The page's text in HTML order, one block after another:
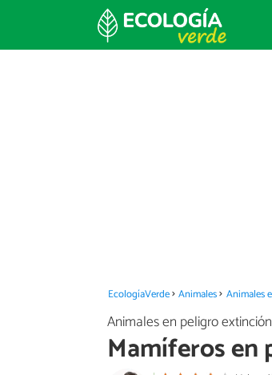
EcologíaVerde Animales Animales
Animales en peligro extinción
Mamíferos en